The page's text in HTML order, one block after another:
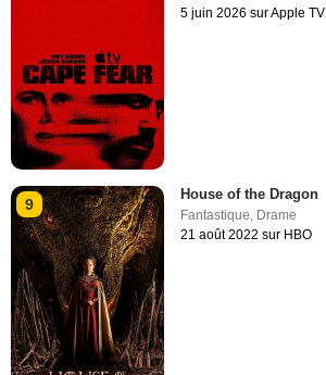
5 juin 2026 sur Apple TV
9
House of the Dragon
Fantastique Drame
21 août 2022 sur HBO